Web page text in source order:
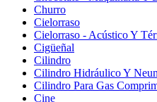
Churro
Cielorraso
Cielorraso - Acústico Y
Cigüeñal
Cilindro
Cilindro Hidráulico Y
Cilindro Para Gas
Cine